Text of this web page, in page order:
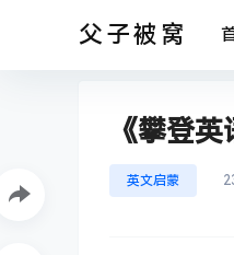
父子被窝
《攀登
英文启蒙